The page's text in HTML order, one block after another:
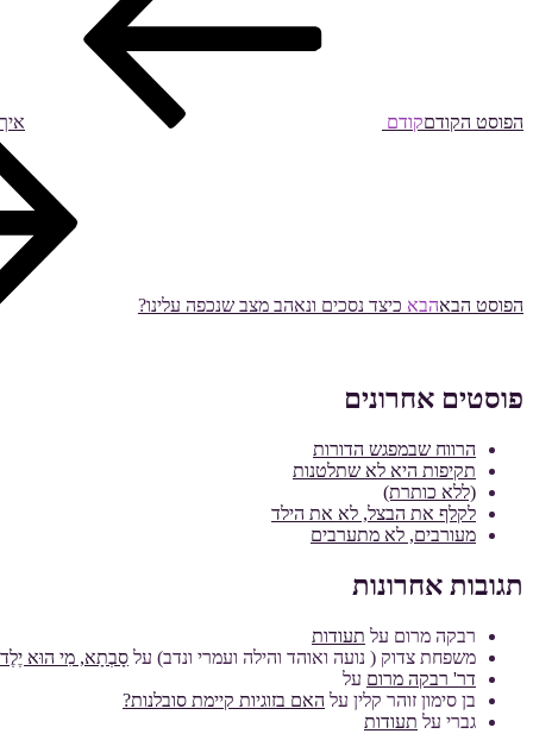
הפוסט הקודםקודם
הפוסט הבאהבא כיצד נסכים ונאהב מצב שנכפה עלינו?
פוסטים אחרונים
הרווח שבמפגש הדורות
תקיפות היא לא שתלטנות
(ללא כותרת)
לקלף את הבצל, לא את הילד
מעורבים, לא מתערבים
תגובות אחרונות
רבקה מרום על תעודות
משפחת צדוק ( נועה ואוהד והילה ועמרי ונדב) על סָבְתָא, מִי הוּא
דר' רבקה מרום על
בן סימון זוהר קלין על האם בזוגיות קיימת סובלנות?
גברי על תעודות